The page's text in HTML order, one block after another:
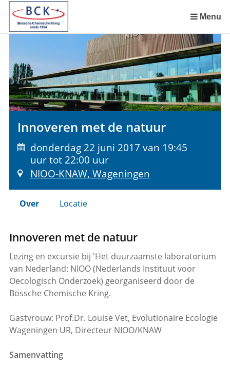
Sla
links
over
de
inhoud
Spring
naar
menu
Menu
Innoveren met de natuur
donderdag 22 juni 2017 van 19:45
uur tot 22:00 uur
NIOO-KNAW, Wageningen
Over Locatie
Innoveren met de natuur
Lezing en excursie bij 'Het duurzaamste laboratorium
van Nederland: NIOO (Nederlands Instituut voor
Oecologisch Onderzoek) georganiseerd door de
Bossche Chemische Kring.
Gastvrouw: Prof.Dr. Louise Vet, Evolutionaire Ecologie
Wageningen UR, Directeur NIOO/KNAW
Samenvatting